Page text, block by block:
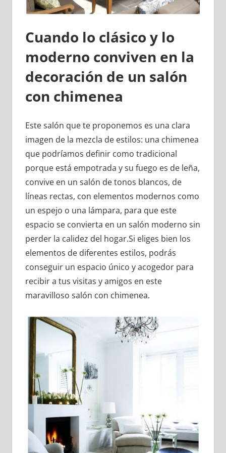
Cuando lo clásico y lo
moderno conviven en la
decoración de un salón
con chimenea
Este salón que te proponemos es una clara
imagen de la mezcla de estilos: una chimenea
que podríamos definir como tradicional
porque está empotrada y su fuego es de leña,
convive en un salón de tonos blancos, de
líneas rectas, con elementos modernos como
un espejo o una lámpara, para que este
espacio se convierta en un salón moderno sin
perder la calidez del hogar.Si eliges bien los
elementos de diferentes estilos, podrás
conseguir un espacio único y acogedor para
recibir a tus visitas y amigos en este
maravilloso salón con chimenea.